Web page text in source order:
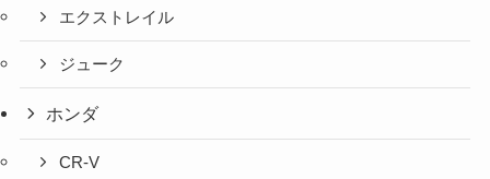
エクストレイル
ジューク
ホンダ
CR-V